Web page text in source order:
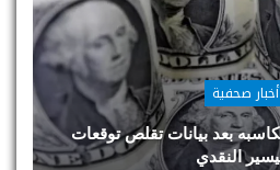
أخبار صحفية
بعد بيانات تقلص توقعات
النقدي